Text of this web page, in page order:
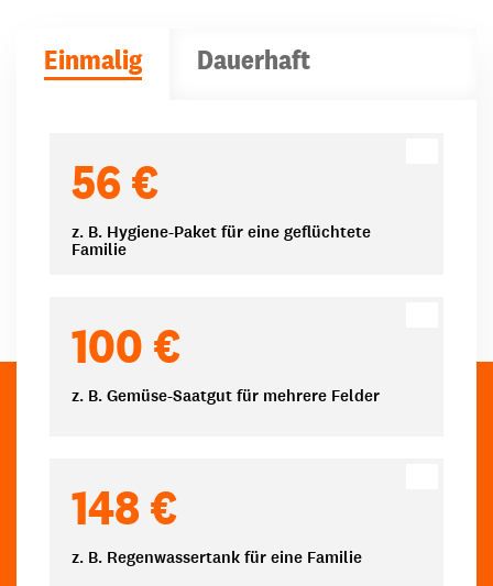
Einmalig Dauerhaft
56 €
z. B. Hygiene-Paket für eine geflüchtete
Familie
100 €
z. B. Gemüse-Saatgut für mehrere Felder
148 €
z. B. Regenwassertank für eine Familie